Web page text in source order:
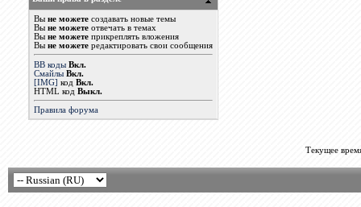
Вы не можетесоздавать новые темы
Вы не можетеотвечать в темах
Вы не можетеприкреплять вложения
Вы не можетередактировать свои сообщения
BB коды Вкл.
Смайлы Вкл.
[IMG] код Вкл.
HTML код Выкл.
Правила форума
Текущее